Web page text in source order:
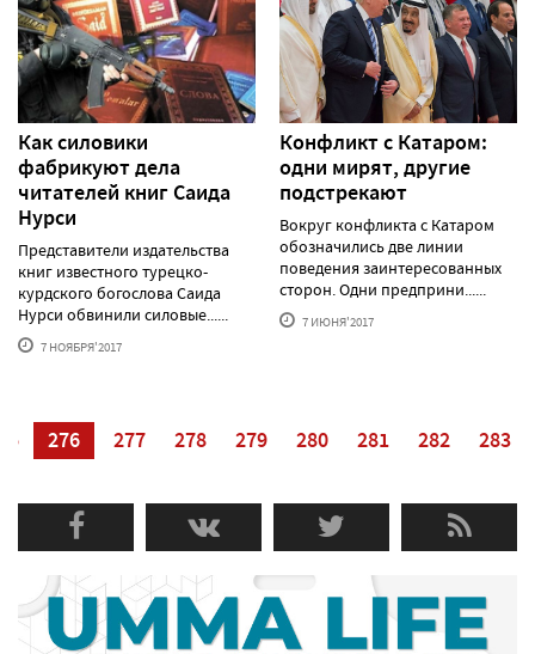
Как силовики
фабрикуют дела
читателей книг Саида
Нурси
Представители издательства
книг известного турецко-
курдского богослова Саида
Нурси обвинили силовые......
7 НОЯБРЯ'2017
Конфликт с Катаром:
одни мирят, другие
подстрекают
Вокруг конфликта с Катаром
обозначились две линии
поведения заинтересованных
сторон. Одни предприни......
7 ИЮНЯ'2017
276 277 278 279 280 281 282 283